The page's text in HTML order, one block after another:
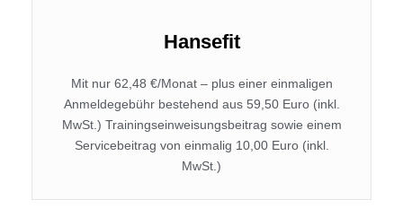
Hansefit
Mit nur 62,48 €/Monat – plus einer einmaligen
Anmeldegebühr bestehend aus 59,50 Euro (inkl.
MwSt.) Trainingseinweisungsbeitrag sowie einem
Servicebeitrag von einmalig 10,00 Euro (inkl.
MwSt.)